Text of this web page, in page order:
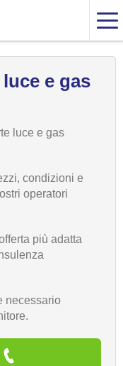
e gas
luce e gas
condizioni e
operatori
più adatta
necessario